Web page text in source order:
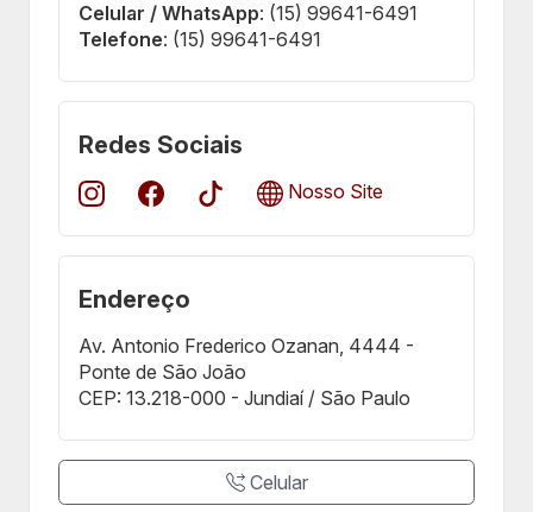
Celular / WhatsApp: (15) 99641-6491
Telefone: (15) 99641-6491
Redes Sociais
Nosso Site
Endereço
Av. Antonio Frederico Ozanan, 4444 -
Ponte de São João
CEP: 13.218-000 - Jundiaí / São Paulo
Celular